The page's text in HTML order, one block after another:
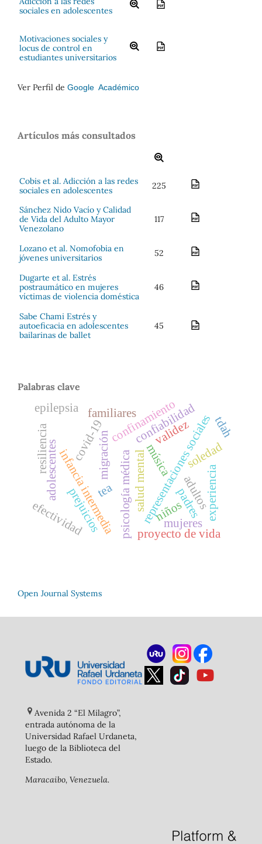
sociales en adolescentes
Motivaciones sociales y
locus de control en
estudiantes universitarios
Ver Perfil de Google Académico
Artículos más consultados
Cobis et al. Adicción a las redes
sociales en adolescentes
225
Sánchez Nido Vacío y Calidad
de Vida del Adulto Mayor
Venezolano
117
Lozano et al. Nomofobia en
jóvenes universitarios
52
Dugarte et al. Estrés
postraumático en mujeres
víctimas de violencia doméstica
46
Sabe Chami Estrés y
autoeficacia en adolescentes
bailarinas de ballet
45
Palabras clave
representaciones sociales
niños
infancia intermedia
migración
padres
música
covid-19
salud mental
psicología médica
tea adultos
soledad
confinamiento
adolescentes
resiliencia
proyecto de vida
efectividad
validez
confiabilidad
experiencia
familiares
epilepsia
mujeres
tdah
prejuicios
Open Journal Systems
Avenida 2 “El Milagro”,
entrada autónoma de la
Universidad Rafael Urdaneta,
luego de la Biblioteca del
Estado.
Maracaibo, Venezuela.